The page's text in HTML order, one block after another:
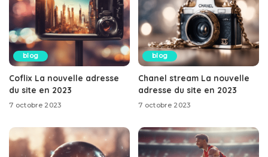
blog
Coflix La nouvelle adresse
du site en 2023
7 octobre 2023
blog
Chanel stream La nouvelle
adresse du site en 2023
7 octobre 2023